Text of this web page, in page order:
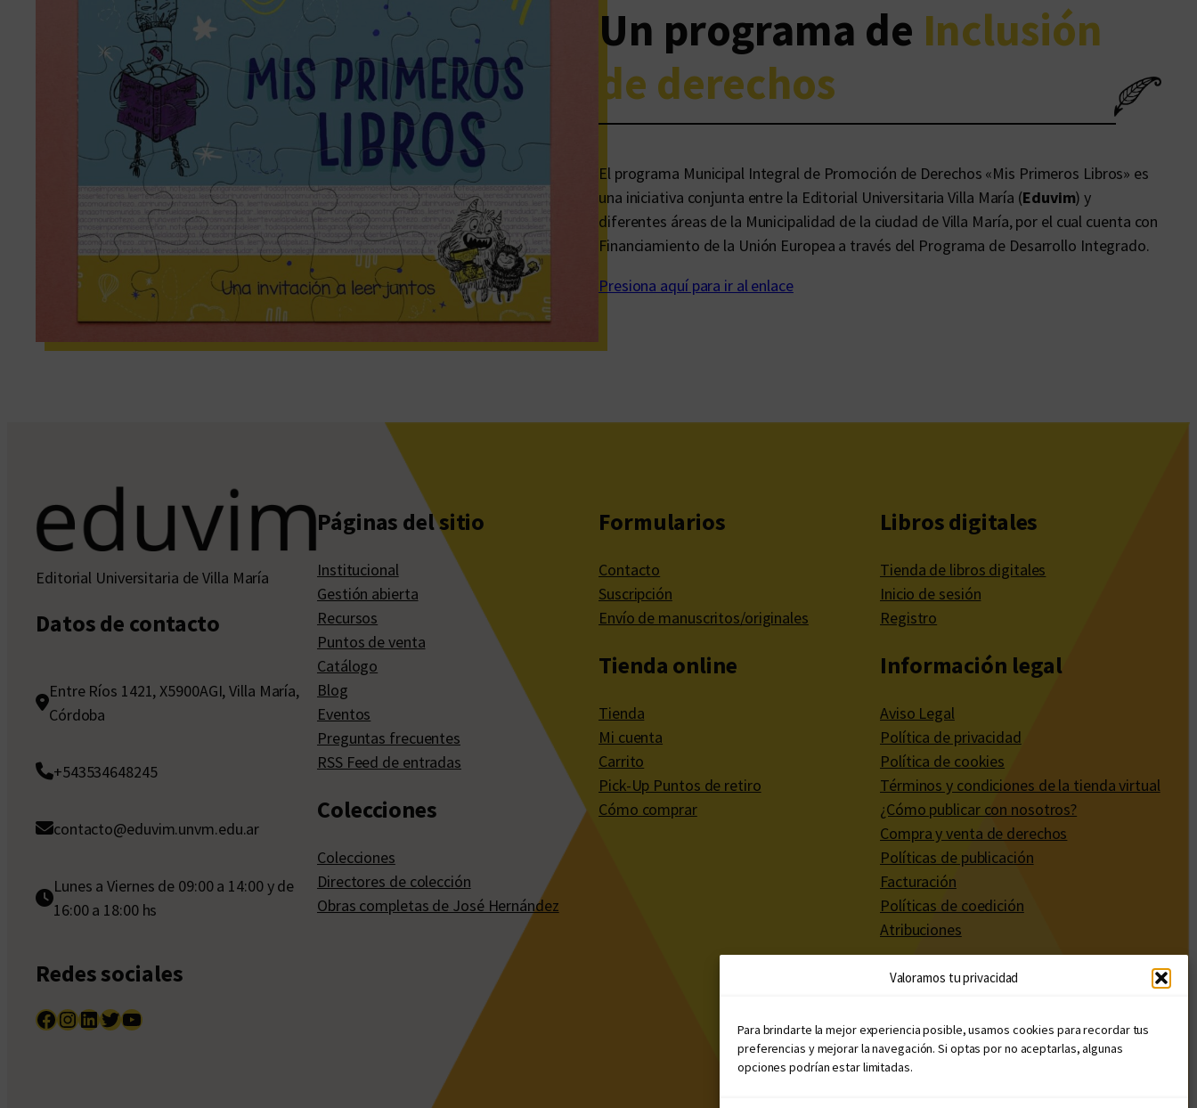
Valoramos tu privacidad
Para brindarte la mejor experiencia posible, usamos cookies para recordar tus
preferencias y mejorar la navegación. Si optas por no aceptarlas, algunas
opciones podrían estar limitadas.
Un programa de Inclusión
de derechos
El programa Municipal Integral de Promoción de Derechos «Mis Primeros Libros» es
una iniciativa conjunta entre la Editorial Universitaria Villa María (Eduvim) y
diferentes áreas de la Municipalidad de la ciudad de Villa María, por el cual cuenta con
Financiamiento de la Unión Europea a través del Programa de Desarrollo Integrado.
Presiona aquí para ir al enlace
Editorial Universitaria de Villa María
Datos de contacto
Entre Ríos 1421, X5900AGI, Villa María,
Córdoba
+543534648245
contacto@eduvim.unvm.edu.ar
Lunes a Viernes de 09:00 a 14:00 y de
16:00 a 18:00 hs
Redes sociales
Facebook InstagramLinkedIn Twitter YouTube
Páginas del sitio
Institucional
Gestión abierta
Recursos
Puntos de venta
Catálogo
Blog
Eventos
Preguntas frecuentes
RSS Feed de entradas
Colecciones
Colecciones
Directores de colección
Obras completas de José Hernández
Formularios
Contacto
Suscripción
Envío de manuscritos/originales
Tienda online
Tienda
Mi cuenta
Carrito
Pick-Up Puntos de retiro
Cómo comprar
Libros digitales
Tienda de libros digitales
Inicio de sesión
Registro
Información legal
Aviso Legal
Política de privacidad
Política de cookies
Términos y condiciones de la tienda virtual
¿Cómo publicar con nosotros?
Compra y venta de derechos
Políticas de publicación
Facturación
Políticas de coedición
Atribuciones